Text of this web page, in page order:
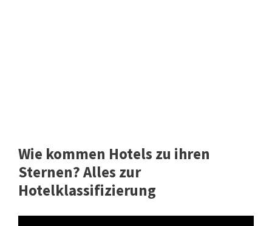
Wie kommen Hotels zu ihren
Sternen? Alles zur
Hotelklassifizierung